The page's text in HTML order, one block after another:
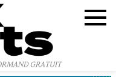
GRATUIT